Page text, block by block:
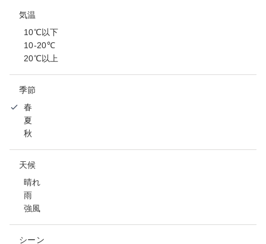
気温
10℃以下
10-20℃
20℃以上
季節
春
夏
秋
天候
晴れ
雨
強風
シーン